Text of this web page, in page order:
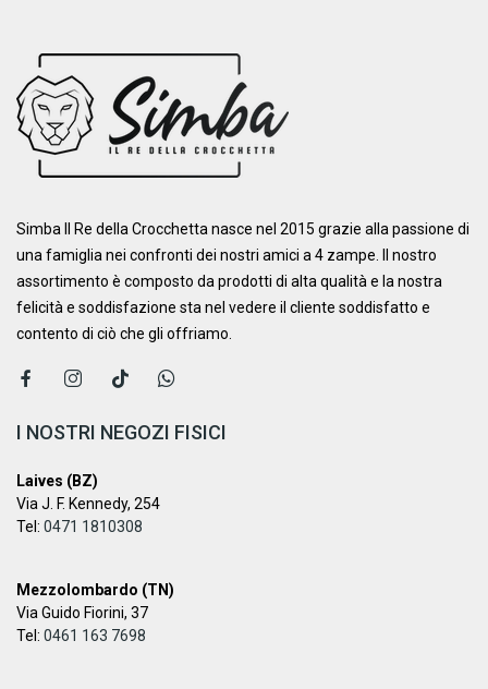
Simba Il Re della Crocchetta nasce nel 2015 grazie alla passione di
una famiglia nei confronti dei nostri amici a 4 zampe. ​Il nostro
assortimento è composto da prodotti di alta qualità e la nostra
felicità e soddisfazione sta nel vedere il cliente soddisfatto e
contento di ciò che gli offriamo.
I NOSTRI NEGOZI FISICI
Laives (BZ)
Via J. F. Kennedy, 254
Tel: 0471 1810308
Mezzolombardo (TN)
Via Guido Fiorini, 37
Tel: 0461 163 7698